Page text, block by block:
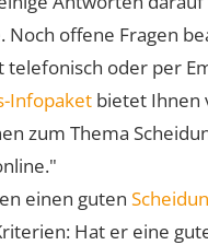
Noch offene Fragen
telefonisch oder per
Infopaket bietet Ihnen
zum Thema
einen guten
Hat er eine